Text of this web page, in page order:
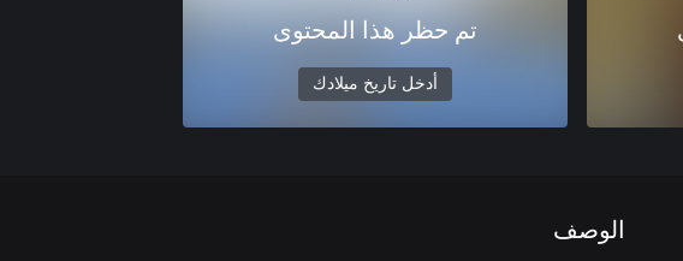
تم حظر هذا المحتوى
أدخل تاريخ ميلادك
الوصف